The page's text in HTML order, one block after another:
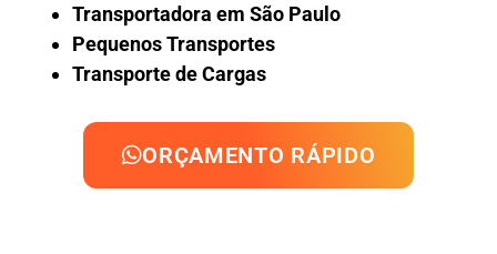
Transportadora em São Paulo
Pequenos Transportes
Transporte de Cargas
ORÇAMENTO RÁPIDO